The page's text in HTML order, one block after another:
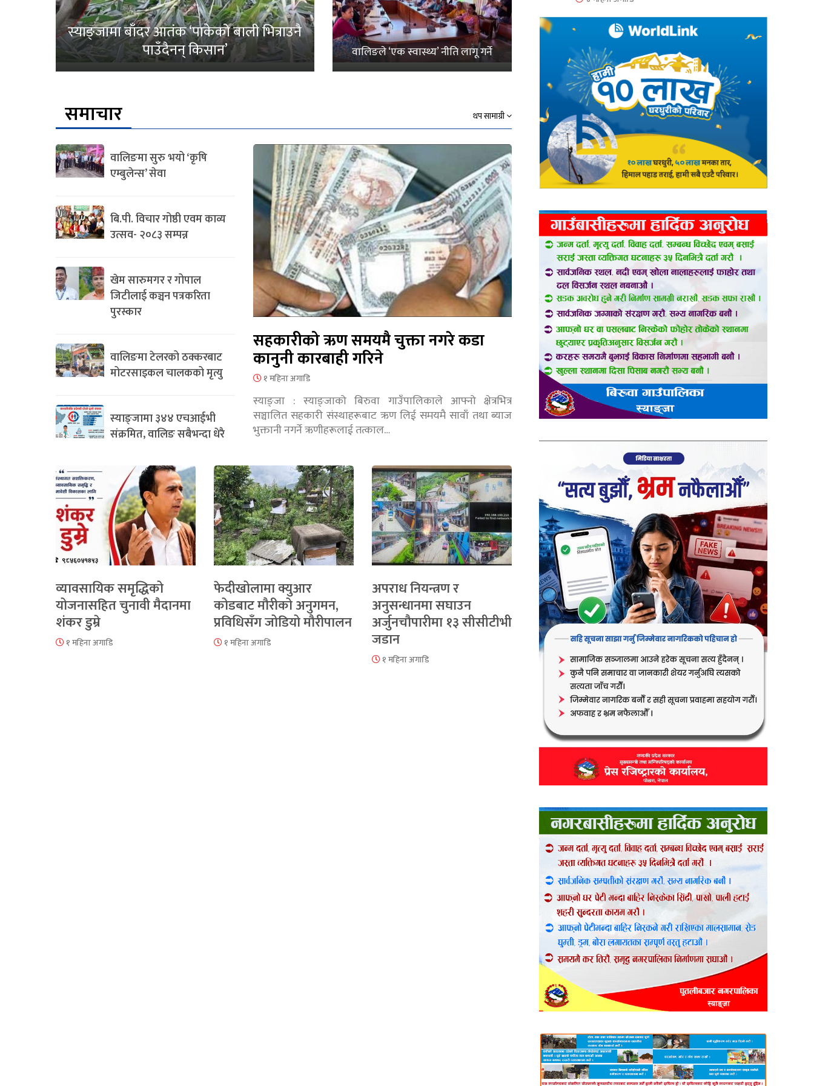
स्याङ्जामा बाँदर आतंक ‘पाकेको बाली भित्राउनै
पाउँदैनन् किसान’ वालिङले ‘एक स्वास्थ्य’ नीति लागू गर्ने
समाचार थप सामाग्री
वालिङमा सुरु भयो ‘कृषि
एम्बुलेन्स’ सेवा
बि.पी. विचार गोष्ठी एवम काव्य
उत्सव- २०८३ सम्पन्न
खेम सारुमगर र गोपाल
जिटीलाई कञ्चन पत्रकरिता
पुरस्कार
वालिङमा टेलरको ठक्करबाट
मोटरसाइकल चालकको मृत्यु
स्याङ्जामा ३४४ एचआईभी
संक्रमित, वालिङ सबैभन्दा धेरै
सहकारीको ऋण समयमै चुक्ता नगरे कडा
कानुनी कारबाही गरिने
१ महिना अगाडि
स्याङ्जा : स्याङ्जाको बिरुवा गाउँपालिकाले आफ्नो क्षेत्रभित्र
सञ्चालित सहकारी संस्थाहरूबाट ऋण लिई समयमै सावाँ तथा ब्याज
भुक्तानी नगर्ने ऋणीहरूलाई तत्काल…
व्यावसायिक समृद्धिको
योजनासहित चुनावी मैदानमा
शंकर डुम्रे
१ महिना अगाडि
फेदीखोलामा क्युआर
कोडबाट मौरीको अनुगमन,
प्रविधिसँग जोडियो मौरीपालन
१ महिना अगाडि
अपराध नियन्त्रण र
अनुसन्धानमा सघाउन
अर्जुनचौपारीमा १३ सीसीटीभी
जडान
१ महिना अगाडि